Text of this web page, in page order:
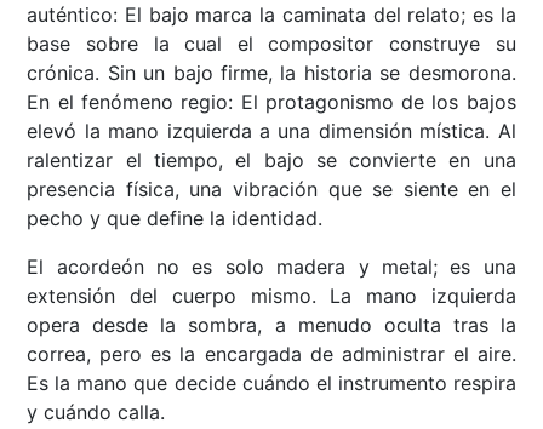
auténtico: El bajo marca la caminata del relato; es la
base sobre la cual el compositor construye su
crónica. Sin un bajo firme, la historia se desmorona.
En el fenómeno regio: El protagonismo de los bajos
elevó la mano izquierda a una dimensión mística. Al
ralentizar el tiempo, el bajo se convierte en una
presencia física, una vibración que se siente en el
pecho y que define la identidad.
El acordeón no es solo madera y metal; es una
extensión del cuerpo mismo. La mano izquierda
opera desde la sombra, a menudo oculta tras la
correa, pero es la encargada de administrar el aire.
Es la mano que decide cuándo el instrumento respira
y cuándo calla.